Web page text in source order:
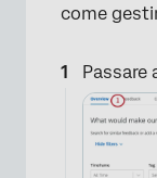
come
Passare